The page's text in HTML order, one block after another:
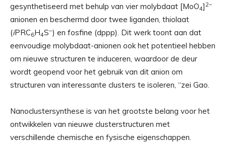
gesynthetiseerd met behulp van vier molybdaat [MoO4] 2−
anionen en beschermd door twee liganden, thiolaat
(iPRC6H4S−) en fosfine (dppp). Dit werk toont aan dat
eenvoudige molybdaat-anionen ook het potentieel hebben
om nieuwe structuren te induceren, waardoor de deur
wordt geopend voor het gebruik van dit anion om
structuren van interessante clusters te isoleren, “zei Gao.
Nanoclustersynthese is van het grootste belang voor het
ontwikkelen van nieuwe clusterstructuren met
verschillende chemische en fysische eigenschappen.